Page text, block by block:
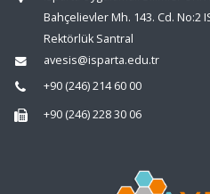
Bahçelievler Mh. 143. Cd. No:2
Rektörlük Santral
avesis@isparta.edu.tr
+90 (246) 214 60 00
+90 (246) 228 30 06